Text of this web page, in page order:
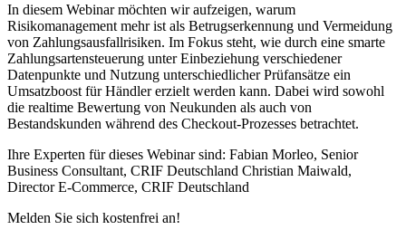
In diesem Webinar möchten wir aufzeigen, warum
Risikomanagement mehr ist als Betrugserkennung und Vermeidung
von Zahlungsausfallrisiken. Im Fokus steht, wie durch eine smarte
Zahlungsartensteuerung unter Einbeziehung verschiedener
Datenpunkte und Nutzung unterschiedlicher Prüfansätze ein
Umsatzboost für Händler erzielt werden kann. Dabei wird sowohl
die realtime Bewertung von Neukunden als auch von
Bestandskunden während des Checkout-Prozesses betrachtet.
Ihre Experten für dieses Webinar sind: Fabian Morleo, Senior
Business Consultant, CRIF Deutschland Christian Maiwald,
Director E-Commerce, CRIF Deutschland
Melden Sie sich kostenfrei an!